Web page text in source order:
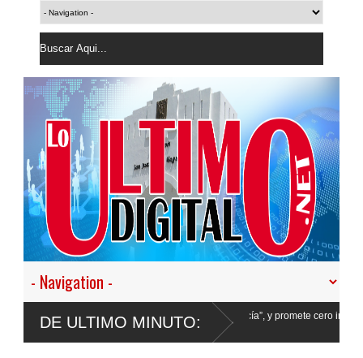
DE ULTIMO MINUTO:
nuestro empeño de transformar la Policía”, y promete cero impunidad ante